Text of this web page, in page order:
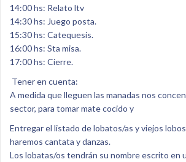
14:00 hs: Relato ltv
14:30 hs: Juego posta.
15:30 hs: Catequesis.
16:00 hs: Sta misa.
17:00 hs: Cierre.
Tener en cuenta:
A medida que lleguen las manadas nos
sector, para tomar mate cocido y
Entregar el listado de lobatos/as y viejos
haremos cantata y danzas.
Los lobatas/os tendrán su nombre escrito en